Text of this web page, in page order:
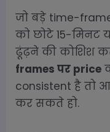
जो बड़े time-
को छोटे 15-मिनट
ढूंढ़ने की कोशिश
frames पर price
consistent है तो
कर सकते हो.